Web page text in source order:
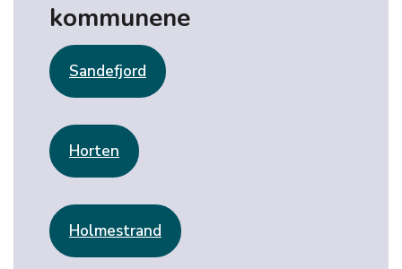
kommunene
Sandefjord
Horten
Holmestrand